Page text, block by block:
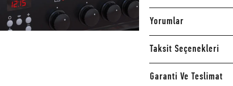
Yorumlar
Taksit Seçenekleri
Garanti Ve Teslimat